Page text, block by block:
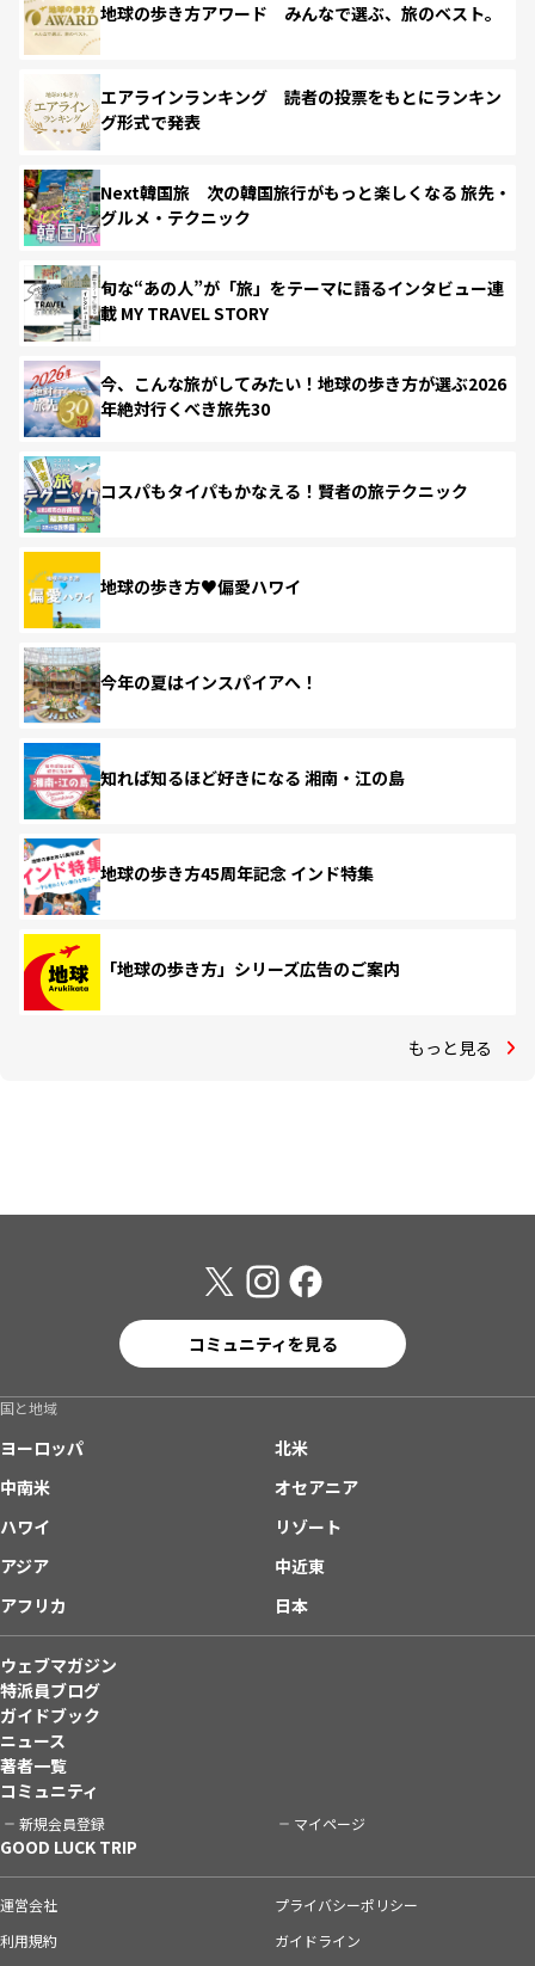
地球の歩き方アワード みんなで選ぶ、旅のベスト。
エアラインランキング 読者の投票をもとにランキン
グ形式で発表
Next韓国旅 次の韓国旅行がもっと楽しくなる 旅先・
グルメ・テクニック
旬な“あの人”が「旅」をテーマに語るインタビュー連
載 MY TRAVEL STORY
今、こんな旅がしてみたい！地球の歩き方が選ぶ2026
年絶対行くべき旅先30
コスパもタイパもかなえる！賢者の旅テクニック
地球の歩き方♥偏愛ハワイ
今年の夏はインスパイアへ！
知れば知るほど好きになる 湘南・江の島
地球の歩き方45周年記念 インド特集
「地球の歩き方」シリーズ広告のご案内
もっと見る
コミュニティを見る
国と地域
ヨーロッパ
北米
中南米
オセアニア
ハワイ
リゾート
アジア
中近東
アフリカ
日本
ウェブマガジン
特派員ブログ
ガイドブック
ニュース
著者一覧
コミュニティ
新規会員登録 マイページ
GOOD LUCK TRIP
運営会社
プライバシーポリシー
利用規約
ガイドライン